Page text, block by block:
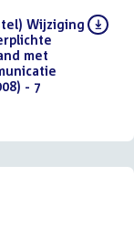
Wijziging
met
- 7